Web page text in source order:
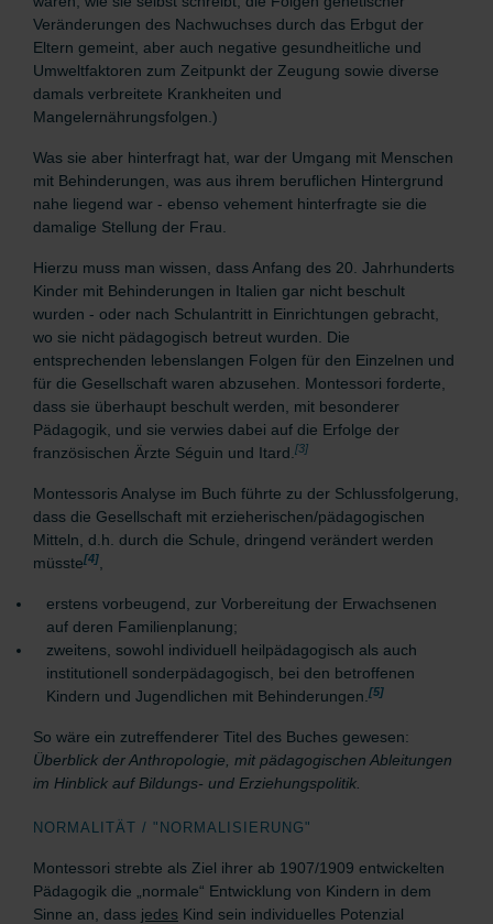
Veränderungen des Nachwuchses durch das Erbgut der
Eltern gemeint, aber auch negative gesundheitliche und
Umweltfaktoren zum Zeitpunkt der Zeugung sowie diverse
damals verbreitete Krankheiten und
Mangelernährungsfolgen.)
Was sie aber hinterfragt hat, war der Umgang mit Menschen
mit Behinderungen, was aus ihrem beruflichen Hintergrund
nahe liegend war - ebenso vehement hinterfragte sie die
damalige Stellung der Frau.
Hierzu muss man wissen, dass Anfang des 20. Jahrhunderts
Kinder mit Behinderungen in Italien gar nicht beschult
wurden - oder nach Schulantritt in Einrichtungen gebracht,
wo sie nicht pädagogisch betreut wurden. Die
entsprechenden lebenslangen Folgen für den Einzelnen und
für die Gesellschaft waren abzusehen. Montessori forderte,
dass sie überhaupt beschult werden, mit besonderer
Pädagogik, und sie verwies dabei auf die Erfolge der
französischen Ärzte Séguin und Itard. [3]
Montessoris Analyse im Buch führte zu der Schlussfolgerung,
dass die Gesellschaft mit erzieherischen/pädagogischen
Mitteln, d.h. durch die Schule, dringend verändert werden
müsste[4]
erstens vorbeugend, zur Vorbereitung der Erwachsenen
auf deren Familienplanung;
zweitens, sowohl individuell heilpädagogisch als auch
institutionell sonderpädagogisch, bei den betroffenen
Kindern und Jugendlichen mit Behinderungen. [5]
So wäre ein zutreffenderer Titel des Buches gewesen:
Überblick der Anthropologie, mit pädagogischen Ableitungen
im Hinblick auf Bildungs- und Erziehungspolitik.
NORMALITÄT / "NORMALISIERUNG"
Montessori strebte als Ziel ihrer ab 1907/1909 entwickelten
Pädagogik die „normale“ Entwicklung von Kindern in dem
Sinne an, dass jedes Kind sein individuelles Potenzial